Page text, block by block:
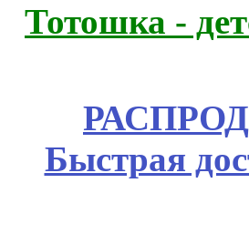
Тотошка -
Быстрая